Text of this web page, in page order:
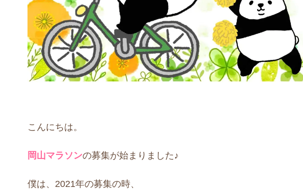
こんにちは。
岡山マラソンの募集が始まりました♪
僕は、2021年の募集の時、